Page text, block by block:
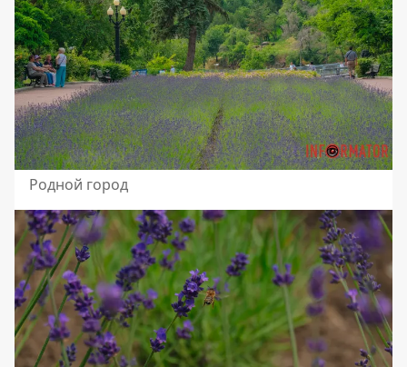
Родной город